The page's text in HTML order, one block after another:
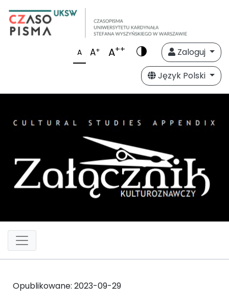
A A+ A++
Zaloguj
Język Polski
Opublikowane: 2023-09-29